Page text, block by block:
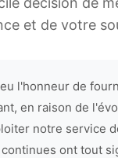
et de votre
l'honneur de
en raison de
notre service
ont tout